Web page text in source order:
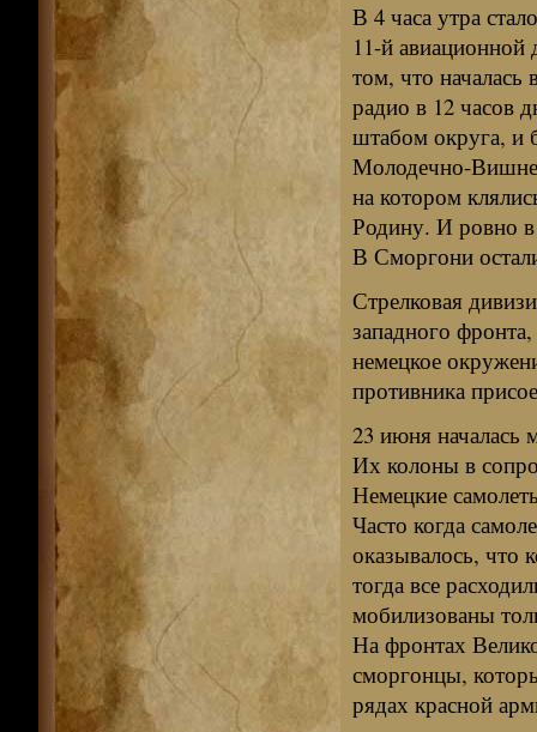
В 4 часа утра
11-й
том, что
радио в 12 часов
штабом округа, и
Молодечно-
на котором
Родину. И ровно в
В Сморгони
Стрелковая
западного
немецкое
противника
23 июня началась
Их колоны в
Немецкие
Часто когда
оказывалось,
тогда все
мобилизованы
На фронтах
сморгонцы,
рядах красной